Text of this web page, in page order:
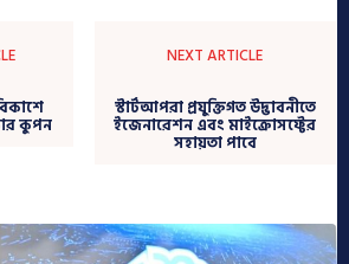
কুপন
NEXT ARTICLE
স্টার্টআপরা প্রযুক্তিগত উদ্ভাবনীতে
ইজেনারেশন এবং মাইক্রোসফ্টের
সহায়তা পাবে